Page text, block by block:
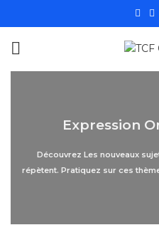
Expression
Découvrez Les nouveaux
répètent. Pratiquez sur ces